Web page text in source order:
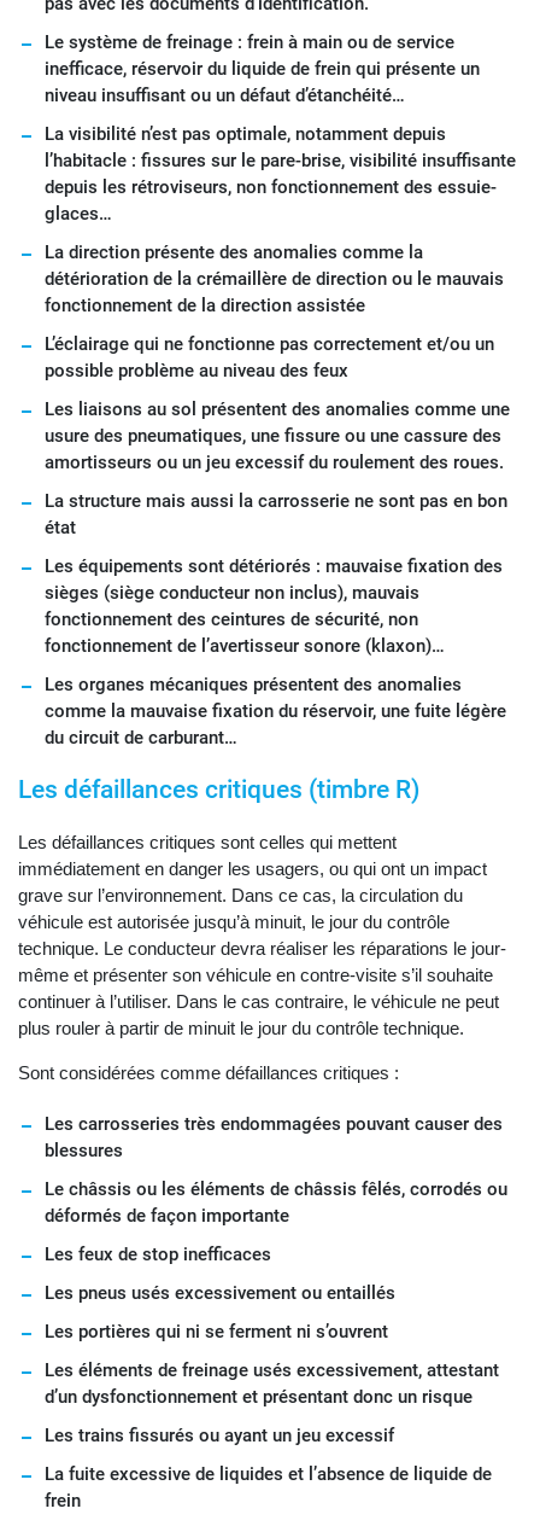
Le système de freinage : frein à main ou de service
inefficace, réservoir du liquide de frein qui présente un
niveau insuffisant ou un défaut d’étanchéité…
La visibilité n’est pas optimale, notamment depuis
l’habitacle : fissures sur le pare-brise, visibilité insuffisante
depuis les rétroviseurs, non fonctionnement des essuie-
glaces…
La direction présente des anomalies comme la
détérioration de la crémaillère de direction ou le mauvais
fonctionnement de la direction assistée
L’éclairage qui ne fonctionne pas correctement et/ou un
possible problème au niveau des feux
Les liaisons au sol présentent des anomalies comme une
usure des pneumatiques, une fissure ou une cassure des
amortisseurs ou un jeu excessif du roulement des roues.
La structure mais aussi la carrosserie ne sont pas en bon
état
Les équipements sont détériorés : mauvaise fixation des
sièges (siège conducteur non inclus), mauvais
fonctionnement des ceintures de sécurité, non
fonctionnement de l’avertisseur sonore (klaxon)…
Les organes mécaniques présentent des anomalies
comme la mauvaise fixation du réservoir, une fuite légère
du circuit de carburant…
Les défaillances critiques (timbre R)
Les défaillances critiques sont celles qui mettent
immédiatement en danger les usagers, ou qui ont un impact
grave sur l’environnement. Dans ce cas, la circulation du
véhicule est autorisée jusqu’à minuit, le jour du contrôle
technique. Le conducteur devra réaliser les réparations le jour-
même et présenter son véhicule en contre-visite s’il souhaite
continuer à l’utiliser. Dans le cas contraire, le véhicule ne peut
plus rouler à partir de minuit le jour du contrôle technique.
Sont considérées comme défaillances critiques :
Les carrosseries très endommagées pouvant causer des
blessures
Le châssis ou les éléments de châssis fêlés, corrodés ou
déformés de façon importante
Les feux de stop inefficaces
Les pneus usés excessivement ou entaillés
Les portières qui ni se ferment ni s’ouvrent
Les éléments de freinage usés excessivement, attestant
d’un dysfonctionnement et présentant donc un risque
Les trains fissurés ou ayant un jeu excessif
La fuite excessive de liquides et l’absence de liquide de
frein